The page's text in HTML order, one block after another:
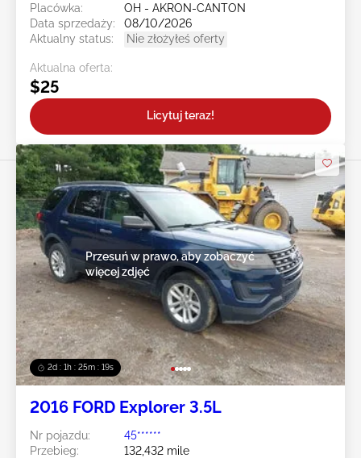
Placówka:
OH - AKRON-CANTON
Data sprzedaży:
08/10/2026
Aktualny status:
Nie złożyłeś oferty
Aktualna oferta:
$25
Licytuj teraz!
2d : 1h : 25m : 16s
Przesuń w prawo, aby zobaczyć
więcej zdjęć
2016 FORD Explorer 3.5L
Nr pojazdu:
45******
Przebieg:
132,432 mile